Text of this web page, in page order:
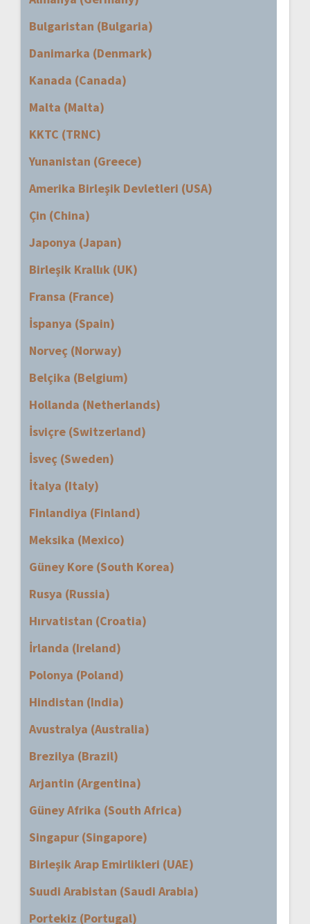
Bulgaristan (Bulgaria)
Danimarka (Denmark)
Kanada (Canada)
Malta (Malta)
KKTC (TRNC)
Yunanistan (Greece)
Amerika Birleşik Devletleri (USA)
Çin (China)
Japonya (Japan)
Birleşik Krallık (UK)
Fransa (France)
İspanya (Spain)
Norveç (Norway)
Belçika (Belgium)
Hollanda (Netherlands)
İsviçre (Switzerland)
İsveç (Sweden)
İtalya (Italy)
Finlandiya (Finland)
Meksika (Mexico)
Güney Kore (South Korea)
Rusya (Russia)
Hırvatistan (Croatia)
İrlanda (Ireland)
Polonya (Poland)
Hindistan (India)
Avustralya (Australia)
Brezilya (Brazil)
Arjantin (Argentina)
Güney Afrika (South Africa)
Singapur (Singapore)
Birleşik Arap Emirlikleri (UAE)
Suudi Arabistan (Saudi Arabia)
Portekiz (Portugal)